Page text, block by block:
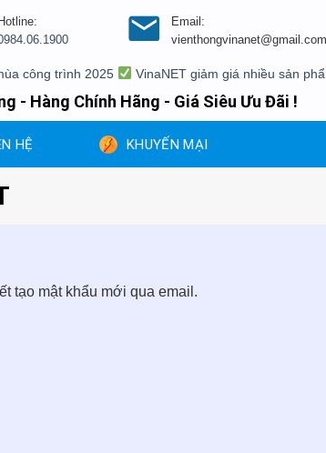
Hotline:
Email:
vienthongvinanet@gmail.com
công trình 2025 VinaNET giảm giá nhiều sản
- Hàng Chính Hãng - Giá Siêu Ưu Đãi !
HỆ KHUYẾN MẠI
tạo mật khẩu mới qua email.